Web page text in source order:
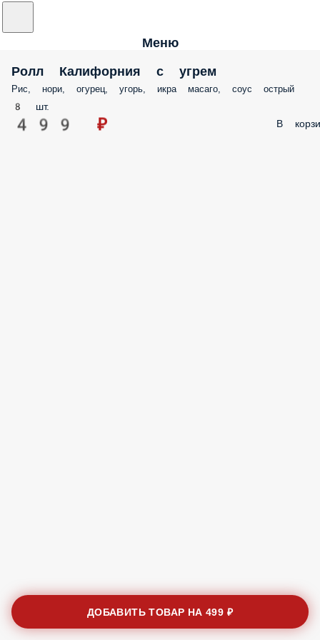
Меню
Ролл Калифорния с угрем
Рис, нори, огурец, угорь, икра масаго, соус острый
8 шт.
499 ₽ В
ДОБАВИТЬ ТОВАР НА499 ₽